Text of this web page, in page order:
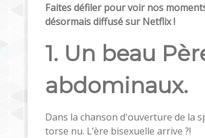
Faites défiler pour voir nos
désormais diffusé sur Netflix !
1. Un beau
abdominaux.
Dans la chanson d'ouverture de la
torse nu. L’ère bisexuelle arrive ?!